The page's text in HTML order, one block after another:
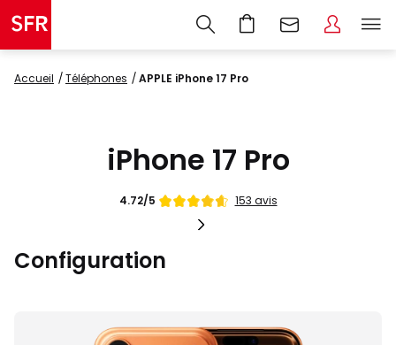
Accueil Téléphones APPLE iPhone 17 Pro
iPhone 17 Pro
Note
4.72/5 153 avis
Configuration
Images